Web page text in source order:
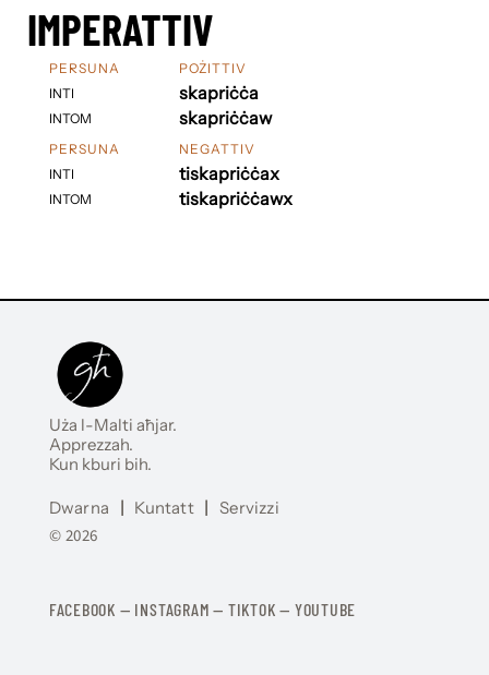
IMPERATTIV
PERSUNA
INTI
INTOM
POŻITTIV
skapriċċa
skapriċċaw
PERSUNA
INTI
INTOM
NEGATTIV
tiskapriċċax
tiskapriċċawx
Uża l-Malti aħjar.
Apprezzah.
Kun kburi bih.
Dwarna | Kuntatt | Servizzi
© 2026
FACEBOOK — INSTAGRAM — TIKTOK — YOUTUBE